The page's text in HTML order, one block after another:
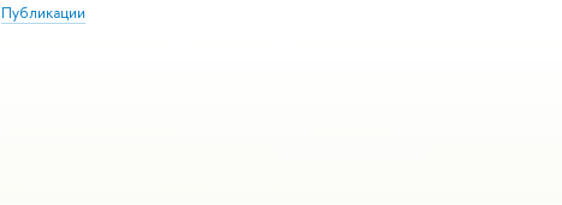
Публикации